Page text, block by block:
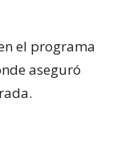
el programa
aseguró